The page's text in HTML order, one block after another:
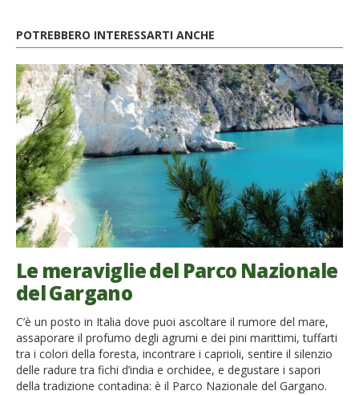
POTREBBERO INTERESSARTI ANCHE
Le meraviglie del Parco Nazionale
del Gargano
C’è un posto in Italia dove puoi ascoltare il rumore del mare,
assaporare il profumo degli agrumi e dei pini marittimi, tuffarti
tra i colori della foresta, incontrare i caprioli, sentire il silenzio
delle radure tra fichi d’india e orchidee, e degustare i sapori
della tradizione contadina: è il Parco Nazionale del Gargano.